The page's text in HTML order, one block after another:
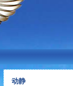
动静